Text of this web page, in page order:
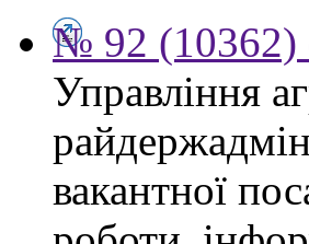
№ 92 (10362)
Управління
вакантної